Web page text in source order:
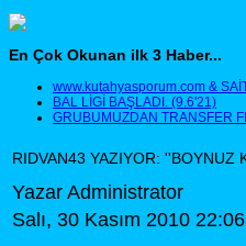
En Çok Okunan ilk 3 Haber...
www.kutahyasporum.com &
BAL LİGİ BAŞLADI. (9.6'21)
GRUBUMUZDAN TRANSFER
RIDVAN43 YAZIYOR: ''BOYNUZ
Yazar Administrator
Salı, 30 Kasım 2010 22:06